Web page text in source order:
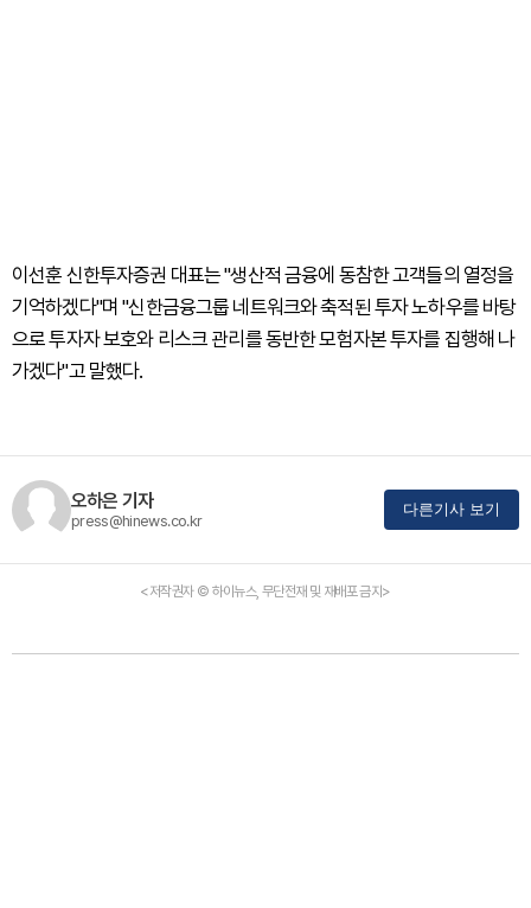
이선훈 신한투자증권 대표는 "생산적 금융에 동참한 고객들의 열정을
기억하겠다"며 "신한금융그룹 네트워크와 축적된 투자 노하우를 바탕
으로 투자자 보호와 리스크 관리를 동반한 모험자본 투자를 집행해 나
가겠다"고 말했다.
오하은 기자
press@hinews.co.kr
다른기사 보기
<저작권자 © 하이뉴스, 무단전재 및 재배포 금지>